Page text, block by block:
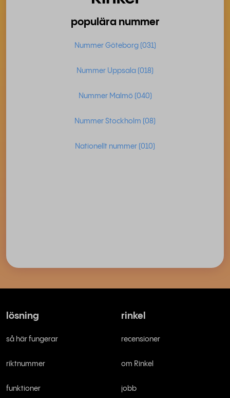
populära nummer
Nummer Göteborg (031)
Nummer Uppsala (018)
Nummer Malmö (040)
Nummer Stockholm (08)
Nationellt nummer (010)
lösning
så här fungerar
riktnummer
funktioner
rinkel
recensioner
om Rinkel
jobb